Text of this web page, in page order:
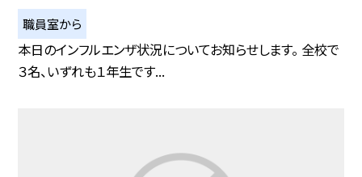
職員室から
本日のインフルエンザ状況についてお知らせします。 全校で
３名、いずれも１年生です...